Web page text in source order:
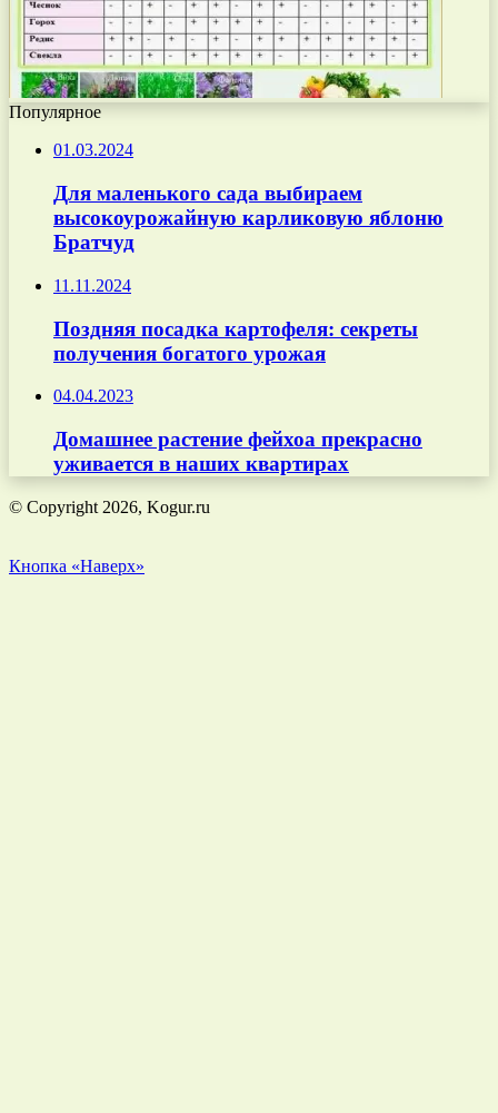
Популярное
01.03.2024
Для маленького сада выбираем
высокоурожайную карликовую яблоню
Братчуд
11.11.2024
Поздняя посадка картофеля: секреты
получения богатого урожая
04.04.2023
Домашнее растение фейхоа прекрасно
уживается в наших квартирах
© Copyright 2026, Kogur.ru
Кнопка «Наверх»